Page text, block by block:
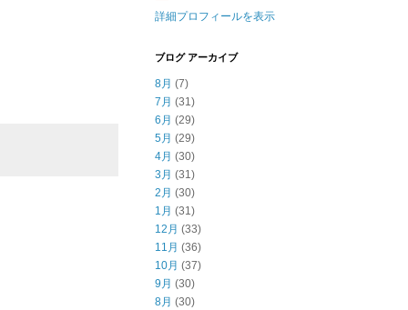
詳細プロフィールを表示
ブログ アーカイブ
8月 (7)
7月 (31)
6月 (29)
5月 (29)
4月 (30)
3月 (31)
2月 (30)
1月 (31)
12月 (33)
11月 (36)
10月 (37)
9月 (30)
8月 (30)